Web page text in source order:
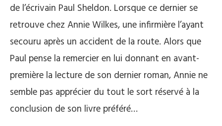
de l’écrivain Paul Sheldon. Lorsque ce dernier se
retrouve chez Annie Wilkes, une infirmière l’ayant
secouru après un accident de la route. Alors que
Paul pense la remercier en lui donnant en avant-
première la lecture de son dernier roman, Annie ne
semble pas apprécier du tout le sort réservé à la
conclusion de son livre préféré…